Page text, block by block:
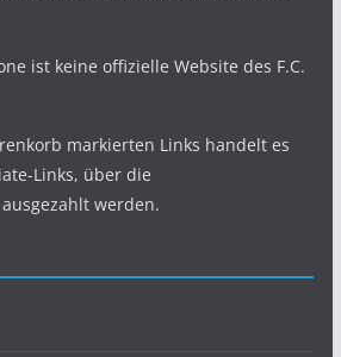
ist keine offizielle Website des F.C.
markierten Links handelt es
Links, über die
werden.